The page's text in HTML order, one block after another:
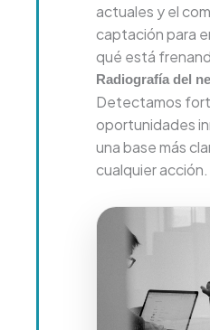
actuales y el
captación para
qué está
Radiografía del
Detectamos
oportunidades
una base más
cualquier acción.